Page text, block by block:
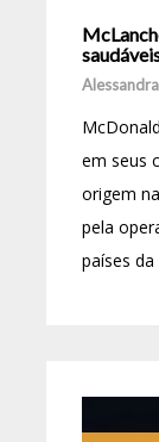
em seus
origem
pela
países